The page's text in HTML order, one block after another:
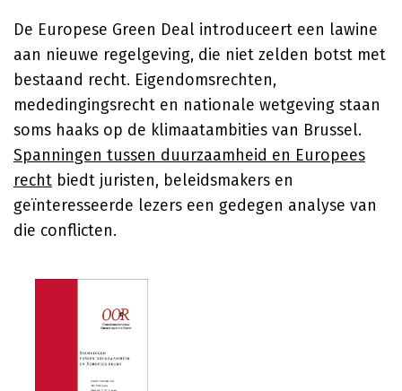
De Europese Green Deal introduceert een lawine
aan nieuwe regelgeving, die niet zelden botst met
bestaand recht. Eigendomsrechten,
mededingingsrecht en nationale wetgeving staan
soms haaks op de klimaatambities van Brussel.
Spanningen tussen duurzaamheid en Europees
recht biedt juristen, beleidsmakers en
geïnteresseerde lezers een gedegen analyse van
die conflicten.